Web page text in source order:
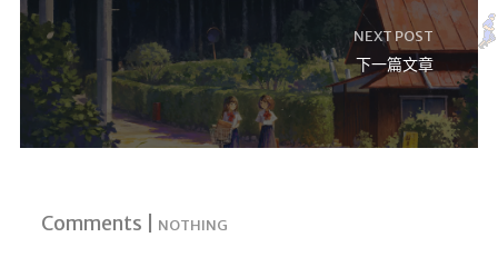
NEXT POST
下一篇文章
Comments | NOTHING
mybatisLogs
linux命令
redis命令
每日新闻
口红可视化